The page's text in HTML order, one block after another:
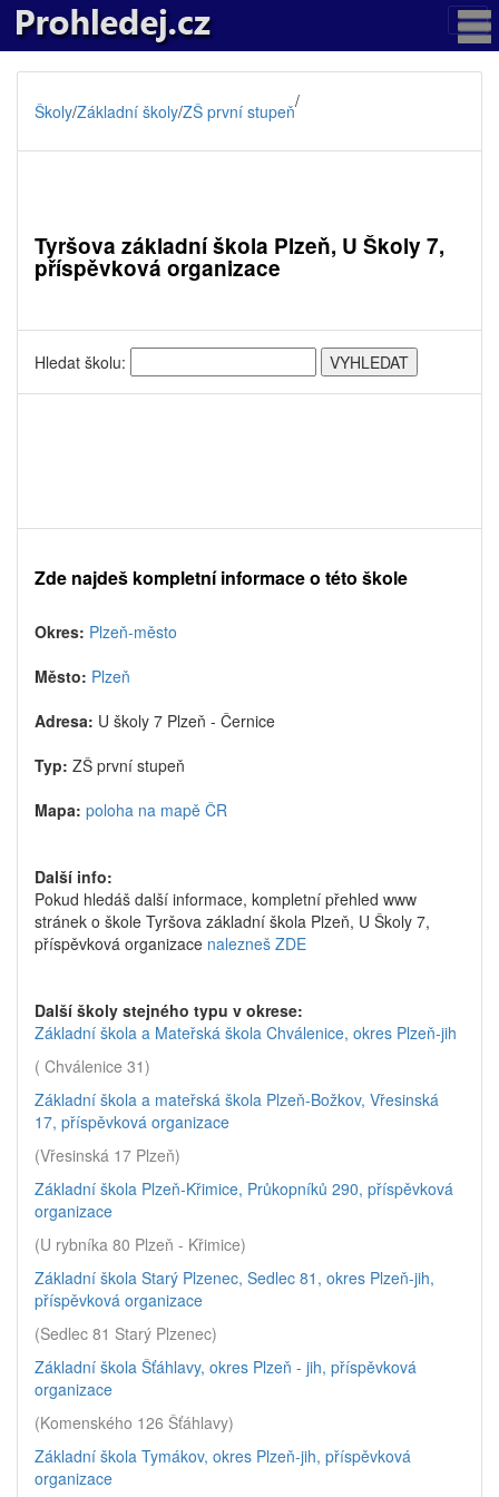
Školy/Základní školy/ZŠ první stupeň/
Tyršova základní škola Plzeň, U Školy 7,
příspěvková organizace
Hledat školu:
Zde najdeš kompletní informace o této škole
Okres: Plzeň-město
Město: Plzeň
Adresa: U školy 7 Plzeň - Černice
Typ: ZŠ první stupeň
Mapa: poloha na mapě ČR
Další info:
Pokud hledáš další informace, kompletní přehled www
stránek o škole Tyršova základní škola Plzeň, U Školy 7,
příspěvková organizace nalezneš ZDE
Další školy stejného typu v okrese:
Základní škola a Mateřská škola Chválenice, okres Plzeň-jih
( Chválenice 31)
Základní škola a mateřská škola Plzeň-Božkov, Vřesinská
17, příspěvková organizace
(Vřesinská 17 Plzeň)
Základní škola Plzeň-Křimice, Průkopníků 290, příspěvková
organizace
(U rybníka 80 Plzeň - Křimice)
Základní škola Starý Plzenec, Sedlec 81, okres Plzeň-jih,
příspěvková organizace
(Sedlec 81 Starý Plzenec)
Základní škola Šťáhlavy, okres Plzeň - jih, příspěvková
organizace
(Komenského 126 Šťáhlavy)
Základní škola Tymákov, okres Plzeň-jih, příspěvková
organizace